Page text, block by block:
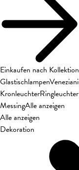
Einkaufen nach Kollektion
Glastischlampen
KronleuchterRingleuchter
MessingAlle anzeigen
Alle anzeigen
Dekoration